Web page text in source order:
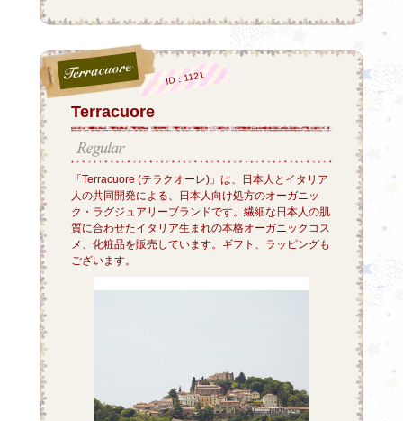
Terracuore
ID：1121
「Terracuore (テラクオーレ)」は、日本人とイタリア
人の共同開発による、日本人向け処方のオーガニッ
ク・ラグジュアリーブランドです。繊細な日本人の肌
質に合わせたイタリア生まれの本格オーガニックコス
メ、化粧品を販売しています。ギフト、ラッピングも
ございます。